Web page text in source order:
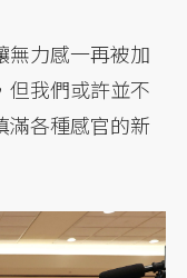
無力感一再被加
但我們或許並不
滿各種感官的新